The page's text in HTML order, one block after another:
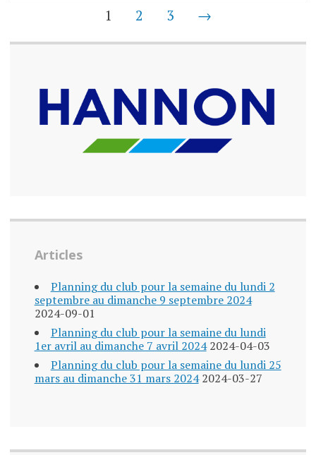
1 2 3 →
Articles
Planning du club pour la semaine du lundi 2
septembre au dimanche 9 septembre 2024
2024-09-01
Planning du club pour la semaine du lundi
1er avril au dimanche 7 avril 2024 2024-04-03
Planning du club pour la semaine du lundi 25
mars au dimanche 31 mars 2024 2024-03-27